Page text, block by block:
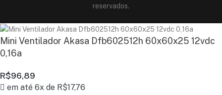
reservados.
Mini Ventilador Akasa Dfb602512h 60x60x25 12vdc
0,16a
R$96,89
em até 6x de R$17,76